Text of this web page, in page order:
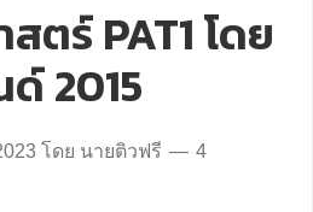
ร์ PAT1 โดย
2015
โดย นายติวฟรี
4